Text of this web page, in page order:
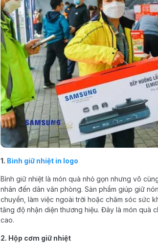
1. Bình giữ nhiệt in logo
Bình giữ nhiệt là món quà nhỏ gọn nhưng vô
nhân đến dân văn phòng. Sản phẩm giúp giữ
chuyển, làm việc ngoài trời hoặc chăm sóc sức
tăng độ nhận diện thương hiệu. Đây là món quà
cao.
2. Hộp cơm giữ nhiệt